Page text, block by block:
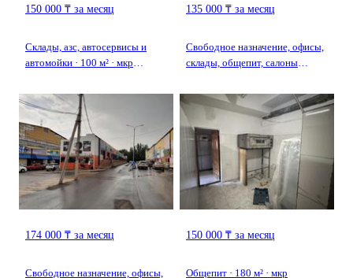
150 000 ₸ за месяц
Склады, азс, автосервисы и
автомойки · 100 м² · мкр
135 000 ₸ за месяц
Свободное назначение, офисы,
склады, общепит, салоны
образование, развлечения,
студии · 40 м² · мкр Юго-
Восток, Мкр Юго-Восток, мкр
Орбита 4
174 000 ₸ за месяц
Свободное назначение, офисы,
150 000 ₸ за месяц
Общепит · 180 м² · мкр